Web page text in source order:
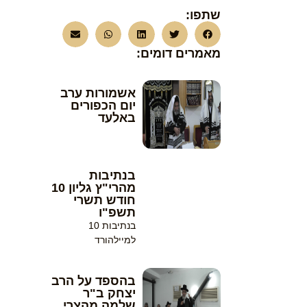
שתפו:
מאמרים דומים:
אשמורות ערב
יום הכפורים
באלעד
בנתיבות
מהרי"ץ גליון 10
חודש תשרי
תשפ"ו
בנתיבות 10
למיילהורד
בהספד על הרב
יצחק ב"ר